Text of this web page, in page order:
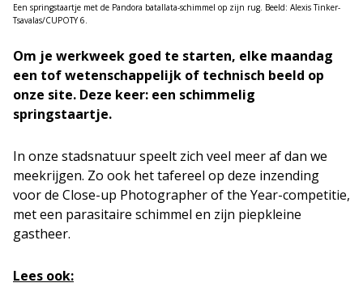
Een springstaartje met de Pandora batallata-schimmel op zijn rug. Beeld: Alexis Tinker-
Tsavalas/CUPOTY 6.
Om je werkweek goed te starten, elke maandag
een tof wetenschappelijk of technisch beeld op
onze site. Deze keer: een schimmelig
springstaartje.
In onze stadsnatuur speelt zich veel meer af dan we
meekrijgen. Zo ook het tafereel op deze inzending
voor de Close-up Photographer of the Year-competitie,
met een parasitaire schimmel en zijn piepkleine
gastheer.
Lees ook: